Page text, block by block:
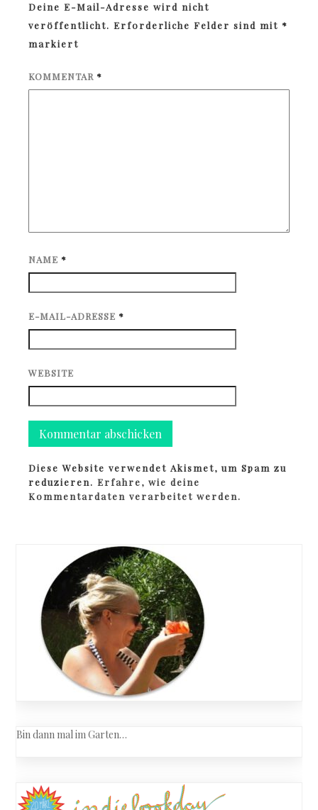
Deine E-Mail-Adresse wird nicht
veröffentlicht. Erforderliche Felder sind mit *
markiert
KOMMENTAR *
NAME *
E-MAIL-ADRESSE *
WEBSITE
Diese Website verwendet Akismet, um Spam zu
reduzieren.Erfahre, wie deine
Kommentardaten verarbeitet werden.
Bin dann mal im Garten…